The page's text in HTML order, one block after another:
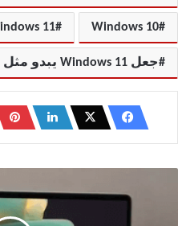
Windows 10
11
جعل Windows 11 يبدو مثل Windows 10